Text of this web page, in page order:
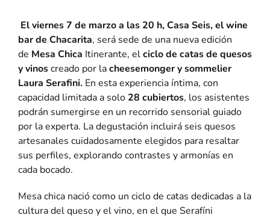
El viernes 7 de marzo a las 20 h, Casa Seis, el wine
bar de Chacarita, será sede de una nueva edición
de Mesa Chica Itinerante, elciclo de catas de quesos
y vinoscreado por lacheesemonger y sommelier
Laura Serafini. En esta experiencia íntima, con
capacidad limitada a solo 28 cubiertos, los asistentes
podrán sumergirse en un recorrido sensorial guiado
por la experta. La degustación incluirá seis quesos
artesanales cuidadosamente elegidos para resaltar
sus perfiles, explorando contrastes y armonías en
cada bocado.
Mesa chica nació como un ciclo de catas dedicadas a la
cultura del queso y el vino, en el que Serafíni